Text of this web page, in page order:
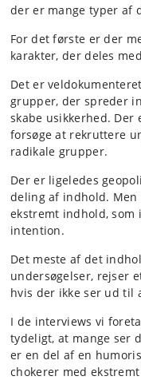
der er mange typer af
For det første er der
karakter, der deles
Det er
grupper, der spreder
skabe usikkerhed.
forsøge at rekruttere
radikale grupper.
Der er ligeledes
deling af indhold. Men
ekstremt indhold, som
intention.
Det meste af det
undersøgelser, rejser
hvis der ikke ser ud til
I de interviews vi
tydeligt, at mange ser
er en del af en
chokerer med